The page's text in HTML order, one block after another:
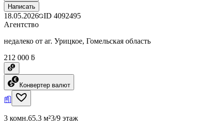
Написать
18.05.2026 ID 4092495
Агентство
недалеко от аг. Урицкое, Гомельская область
212 000 ƃ
Конвертер валют
3 комн.65.3 м²3/9 этаж